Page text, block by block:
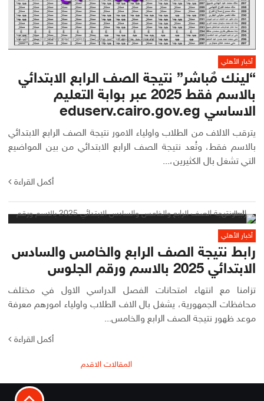
أخبار الأهلي
“لينك مٌباشر” نتيجة الصف الرابع الابتدائي
بالاسم فقط 2025 عبر بوابة التعليم
الاساسي eduserv.cairo.gov.eg
يترقب الالاف من الطلاب واولياء الامور نتيجة الصف الرابع الابتدائي
بالاسم فقط، وتُعد نتيجة الصف الرابع الابتدائي من بين المواضيع
التي تشغل بال الكثيرين،...
أكمل القراءة
أخبار الأهلي
رابط نتيجة الصف الرابع والخامس والسادس
الابتدائي 2025 بالاسم ورقم الجلوس
تزامنا مع انتهاء امتحانات الفصل الدراسي الاول في مختلف
محافظات الجمهورية، يشغل بال الاف الطلاب واولياء امورهم معرفة
موعد ظهور نتيجة الصف الرابع والخامس...
أكمل القراءة
المقالات
المقالات الاقدم